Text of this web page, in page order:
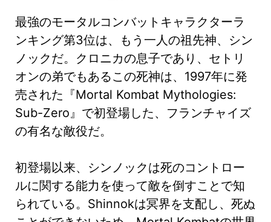
最強のモータルコンバットキャラクターラ
ンキング第3位は、もう一人の祖先神、シン
ノックだ。クロニカの息子であり、セトリ
オンの弟でもあるこの死神は、1997年に発
売された『Mortal Kombat Mythologies:
Sub-Zero』で初登場した、フランチャイズ
の有名な敵役だ。
初登場以来、シンノックは死のコントロー
ルに関する能力を使って敵を倒すことで知
られている。Shinnokは冥界を支配し、死ぬ